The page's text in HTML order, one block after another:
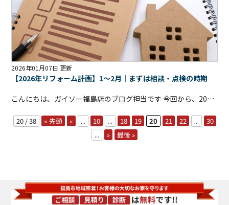
2026年01月07日 更新
【2026年リフォーム計画】1〜2月｜まずは相談・点検の時期
こんにちは、ガイソー福島店のブログ担当です 今回から、2026年に外壁・屋根リフォームを検討している方向けに、年間スケジュールを月ごとにご紹介していきます
20 / 38 « 先頭 « ... 10 ... 18 19 20 21 22 ...
30
...
» 最後 »